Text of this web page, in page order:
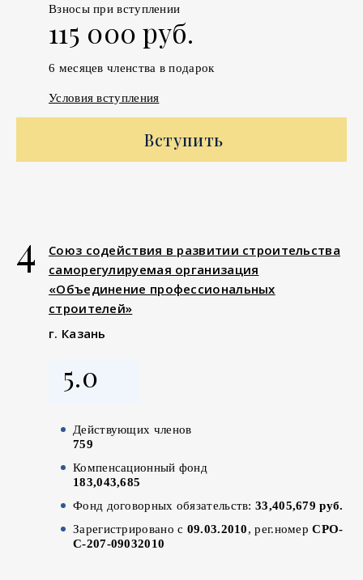
Взносы при вступлении
115 000 руб.
6 месяцев членства в подарок
Условия вступления
Вступить
4
Союз содействия в развитии строительства
саморегулируемая организация
«Объединение профессиональных
строителей»
г. Казань
5.0
Действующих членов
759
Компенсационный фонд
183,043,685
Фонд договорных обязательств: 33,405,679 руб.
Зарегистрировано с 09.03.2010, рег.номерСРО-
С-207-09032010